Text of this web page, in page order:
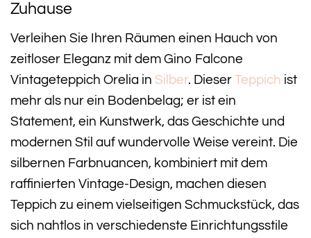
Zuhause
Verleihen Sie Ihren Räumen einen Hauch von
zeitloser Eleganz mit dem Gino Falcone
Vintageteppich Orelia in Silber. Dieser Teppich ist
mehr als nur ein Bodenbelag; er ist ein
Statement, ein Kunstwerk, das Geschichte und
modernen Stil auf wundervolle Weise vereint. Die
silbernen Farbnuancen, kombiniert mit dem
raffinierten Vintage-Design, machen diesen
Teppich zu einem vielseitigen Schmuckstück, das
sich nahtlos in verschiedenste Einrichtungsstile